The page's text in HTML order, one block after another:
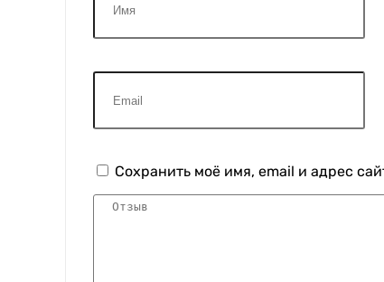
Сохранить моё имя, email и адрес